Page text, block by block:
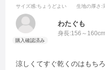
サイズ感:ちょうどよい 生地の厚さ :
わたぐも
身長:156～160cm
涼しくてすぐ乾くのはもち